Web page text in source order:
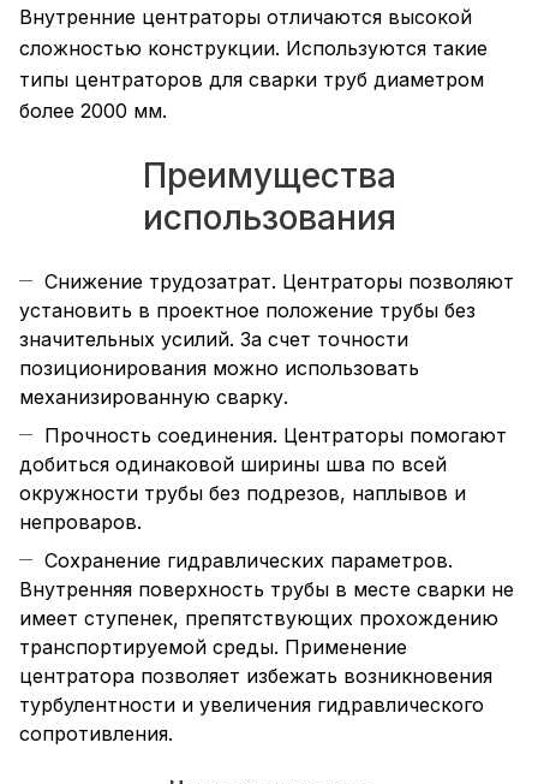
Внутренние центраторы отличаются высокой
сложностью конструкции. Используются такие
типы центраторов для сварки труб диаметром
более 2000 мм.
Преимущества
использования
Снижение трудозатрат. Центраторы позволяют
установить в проектное положение трубы без
значительных усилий. За счет точности
позиционирования можно использовать
механизированную сварку.
Прочность соединения. Центраторы помогают
добиться одинаковой ширины шва по всей
окружности трубы без подрезов, наплывов и
непроваров.
Сохранение гидравлических параметров.
Внутренняя поверхность трубы в месте сварки не
имеет ступенек, препятствующих прохождению
транспортируемой среды. Применение
центратора позволяет избежать возникновения
турбулентности и увеличения гидравлического
сопротивления.